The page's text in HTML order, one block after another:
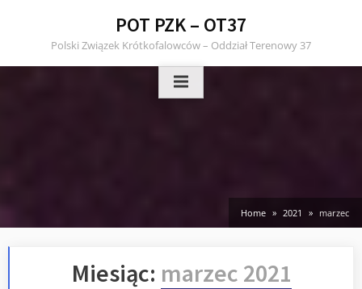
POT PZK – OT37
Polski Związek Krótkofalowców – Oddział Terenowy 37
Home 2021 marzec
Miesiąc: marzec 2021